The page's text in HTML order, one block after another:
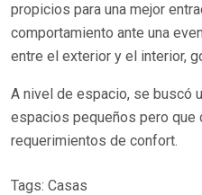
propicios para una mejor
comportamiento ante una
entre el exterior y el interior,
A nivel de espacio, se buscó
espacios pequeños pero que
requerimientos de confort.
Tags: Casas